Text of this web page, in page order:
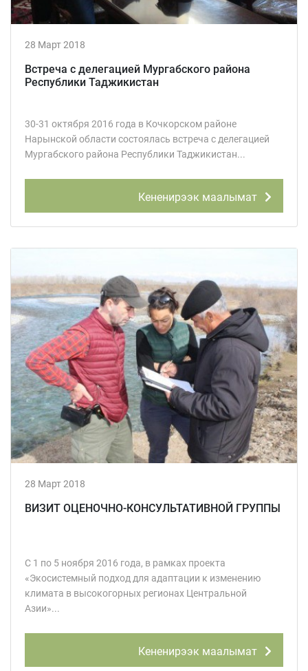
28 Март 2018
Встреча с делегацией Мургабского района
Республики Таджикистан
30-31 октября 2016 года в Кочкорском районе
Нарынской области состоялась встреча с делегацией
Мургабского района Республики Таджикистан...
Кененирээк маалымат
28 Март 2018
ВИЗИТ ОЦЕНОЧНО-КОНСУЛЬТАТИВНОЙ ГРУППЫ
С 1 по 5 ноября 2016 года, в рамках проекта
«Экосистемный подход для адаптации к изменению
климата в высокогорных регионах Центральной
Азии»...
Кененирээк маалымат